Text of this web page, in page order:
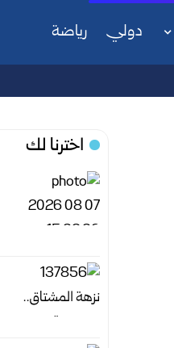
دولي رياضة
اخترنا لك